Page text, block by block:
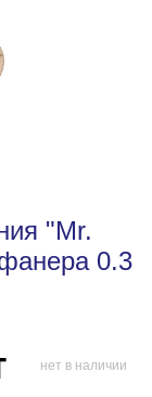
"Mr.
0.3
нет в наличии